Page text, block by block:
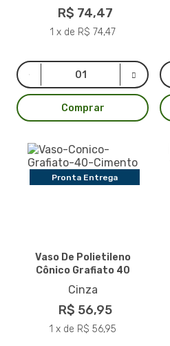
R$ 74,47
1 x de R$ 74,47
Comprar
Pronta Entrega
Vaso De Polietileno
Cônico Grafiato 40
Cinza
R$ 56,95
1 x de R$ 56,95